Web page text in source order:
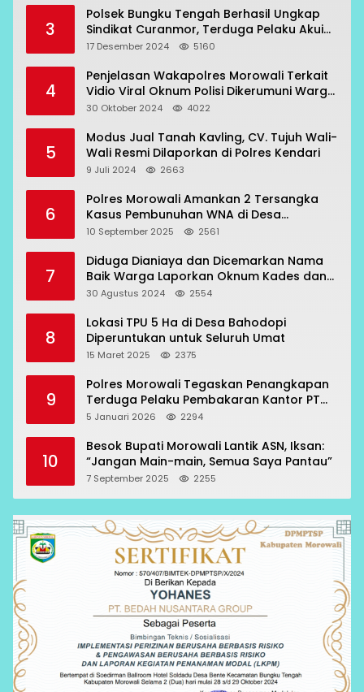
3
Polsek Bungku Tengah Berhasil Ungkap
Sindikat Curanmor, Terduga Pelaku Akui
Beraksi di 7 Lokasi
17 Desember 2024 5160
4
Penjelasan Wakapolres Morowali Terkait
Vidio Viral Oknum Polisi Dikerumuni Warga
Bahodopi
30 Oktober 2024 4022
5
Modus Jual Tanah Kavling, CV. Tujuh Wali-
Wali Resmi Dilaporkan di Polres Kendari
9 Juli 2024 2663
6
Polres Morowali Amankan 2 Tersangka
Kasus Pembunuhan WNA di Desa
Topogaro
10 September 2025 2561
7
Diduga Dianiaya dan Dicemarkan Nama
Baik Warga Laporkan Oknum Kades dan
Oknum Polisi
30 Agustus 2024 2554
8
Lokasi TPU 5 Ha di Desa Bahodopi
Diperuntukan untuk Seluruh Umat
15 Maret 2025 2375
9
Polres Morowali Tegaskan Penangkapan
Terduga Pelaku Pembakaran Kantor PT
RCP Sesuai Prosedur
5 Januari 2026 2294
10
Besok Bupati Morowali Lantik ASN, Iksan:
“Jangan Main-main, Semua Saya Pantau”
7 September 2025 2255